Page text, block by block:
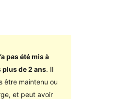
pas été mis à
de 2 ans. Il
être maintenu ou
et peut avoir